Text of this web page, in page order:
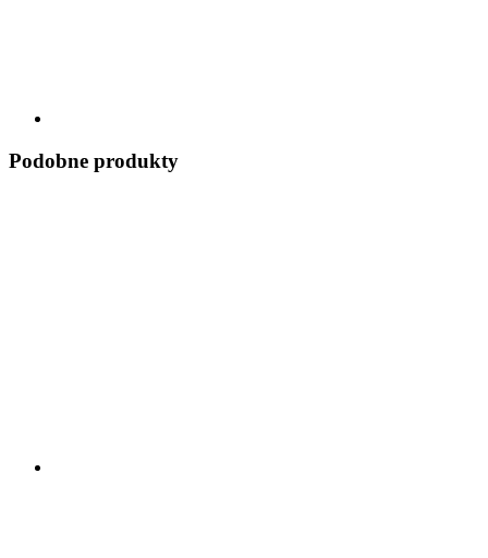
Podobne produkty